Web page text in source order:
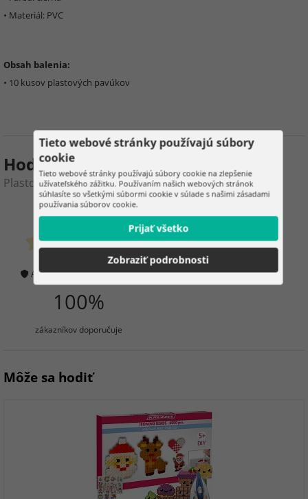
• Materiál: PVC
Obsah balenia:
• 10 kusov plastových pavúkov
Hodnotenie produktu
Plastoví pavúky – Halloweenska dekorácia, 10 kusov
0
Ako overujeme hodnotenie?
4
zákazníkov už kúpilo
100%
zákazníkov doporučuje
Môže sa hodiť
Tieto webové stránky používajú súbory
cookie
Tieto webové stránky používajú súbory cookie na zlepšenie
užívateľského zážitku. Používaním našich webových stránok
súhlasíte so všetkými súbormi cookie v súlade s našimi zásadami
používania súborov cookie.
Prijať všetko
Zobraziť podrobnosti